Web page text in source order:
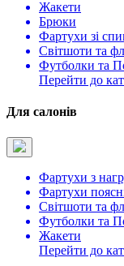
Жакети
Брюки
Фартухи зі
Світшоти та
Футболки та
Перейти до
Для салонів
Фартухи з
Фартухи
Світшоти та
Футболки та
Жакети
Перейти до